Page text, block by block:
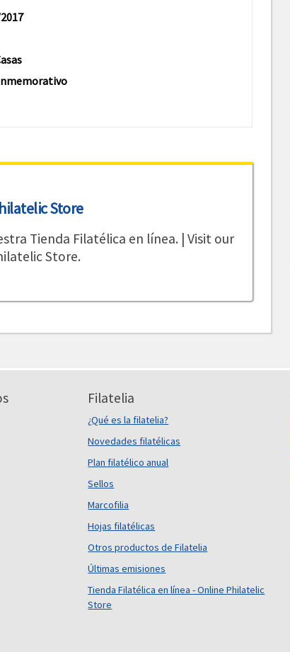
Store
Tienda Filatélica en línea. | Visit our
Store.
Filatelia
¿Qué es la filatelia?
Novedades filatélicas
Plan filatélico anual
Sellos
Marcofilia
Hojas filatélicas
Otros productos de Filatelia
Últimas emisiones
Tienda Filatélica en línea - Online Philatelic
Store